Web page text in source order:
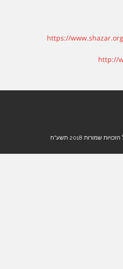
https://
http://
שמורות 2018 תשע"ח